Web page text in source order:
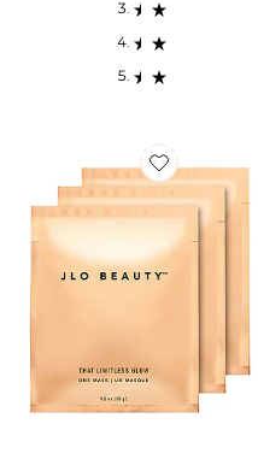
Favorite LOT